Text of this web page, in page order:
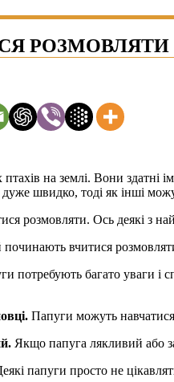
РОЗМОВЛЯТИ
на землі. Вони здатні
швидко, тоді як інші
розмовляти. Ось деякі з
вчитися
потребують багато уваги і
Папуги можуть навчатися
Якщо папуга лякливий або
папуги просто не